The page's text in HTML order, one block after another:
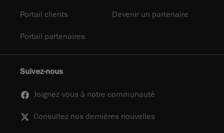
Portail clients Devenir un partenaire
Portail partenaires
Suivez-nous
Joignez-vous à notre communauté
Consultez nos dernières nouvelles